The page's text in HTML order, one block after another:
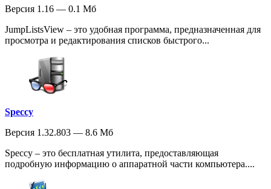
Версия 1.16 — 0.1 Мб
JumpListsView – это удобная программа, предназначенная для
просмотра и редактирования списков быстрого...
Speccy
Версия 1.32.803 — 8.6 Мб
Speccy – это бесплатная утилита, предоставляющая
подробную информацию о аппаратной части компьютера....